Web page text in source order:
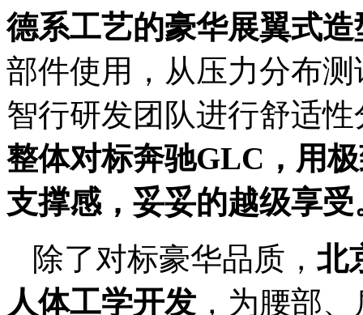
德系工艺的豪华展翼式造
部件使用，从压力分布
智行研发团队进行舒适
整体对标奔驰GLC ，用
支撑感 ， 妥妥的越级享受
除了对标豪华品质， 北
人体工学开发 ，为腰部